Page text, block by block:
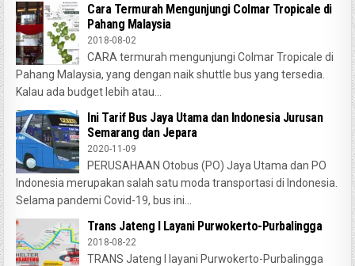
Cara Termurah Mengunjungi Colmar Tropicale di
Pahang Malaysia
2018-08-02
CARA termurah mengunjungi Colmar Tropicale di
Pahang Malaysia, yang dengan naik shuttle bus yang tersedia.
Kalau ada budget lebih atau...
Ini Tarif Bus Jaya Utama dan Indonesia Jurusan
Semarang dan Jepara
2020-11-09
PERUSAHAAN Otobus (PO) Jaya Utama dan PO
Indonesia merupakan salah satu moda transportasi di Indonesia.
Selama pandemi Covid-19, bus ini...
Trans Jateng I Layani Purwokerto-Purbalingga
2018-08-22
TRANS Jateng I layani Purwokerto-Purbalingga